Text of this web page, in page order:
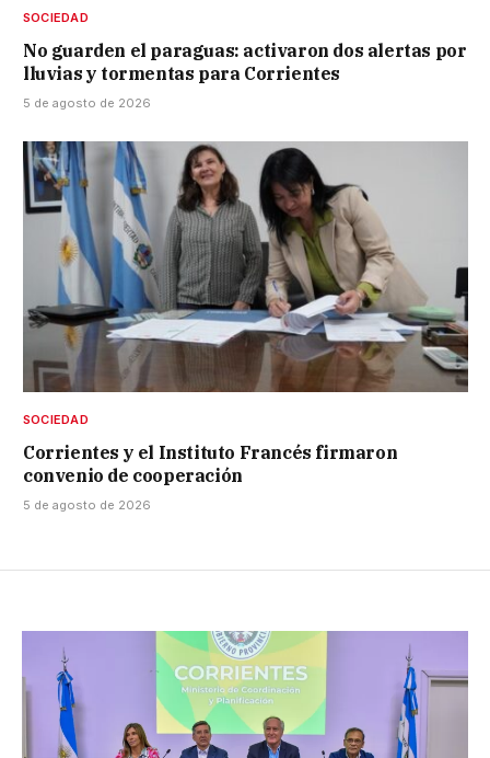
SOCIEDAD
No guarden el paraguas: activaron dos alertas por
lluvias y tormentas para Corrientes
5 de agosto de 2026
SOCIEDAD
Corrientes y el Instituto Francés firmaron
convenio de cooperación
5 de agosto de 2026